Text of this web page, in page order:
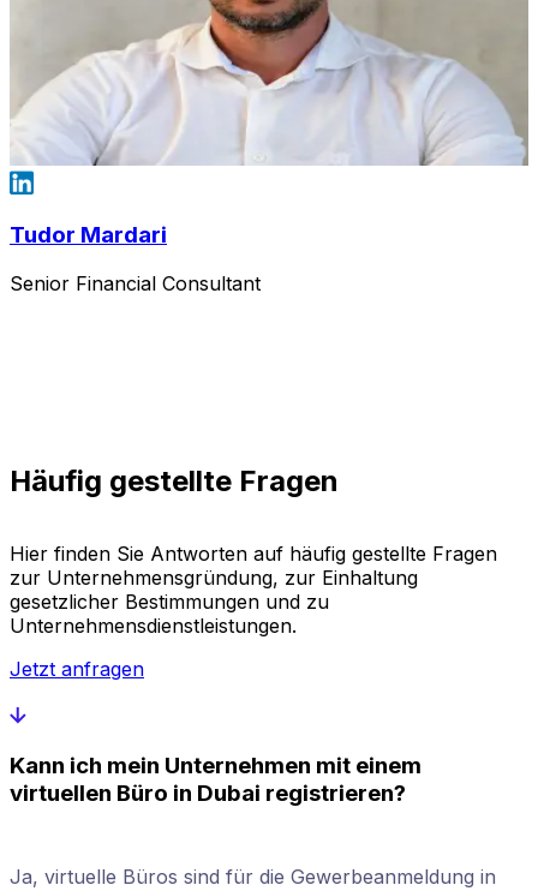
Tudor Mardari
Senior Financial Consultant
Häufig gestellte Fragen
Hier finden Sie Antworten auf häufig gestellte Fragen
zur Unternehmensgründung, zur Einhaltung
gesetzlicher Bestimmungen und zu
Unternehmensdienstleistungen.
Jetzt anfragen
Kann ich mein Unternehmen mit einem
virtuellen Büro in Dubai registrieren?
Ja, virtuelle Büros sind für die Gewerbeanmeldung in